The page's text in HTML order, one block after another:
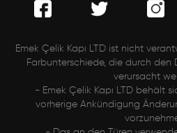
Emek Çelik Kapı LTD ist nicht
Farbunterschiede, die durch den
verursacht
- Emek Çelik Kapı LTD behält
vorherige Ankündigung